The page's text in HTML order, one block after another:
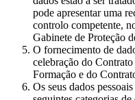
pode apresentar uma
controlo competente,
Gabinete de Proteção
O fornecimento de
celebração do
Formação e do
Os seus dados